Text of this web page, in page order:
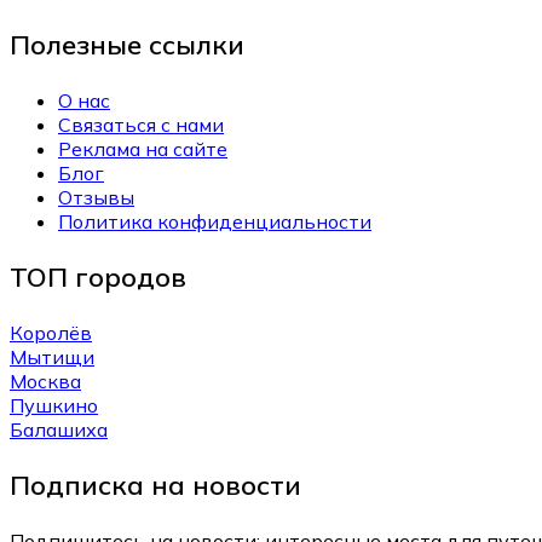
Полезные ссылки
О нас
Связаться с нами
Реклама на сайте
Блог
Отзывы
Политика конфиденциальности
ТОП городов
Королёв
Мытищи
Москва
Пушкино
Балашиха
Подписка на новости